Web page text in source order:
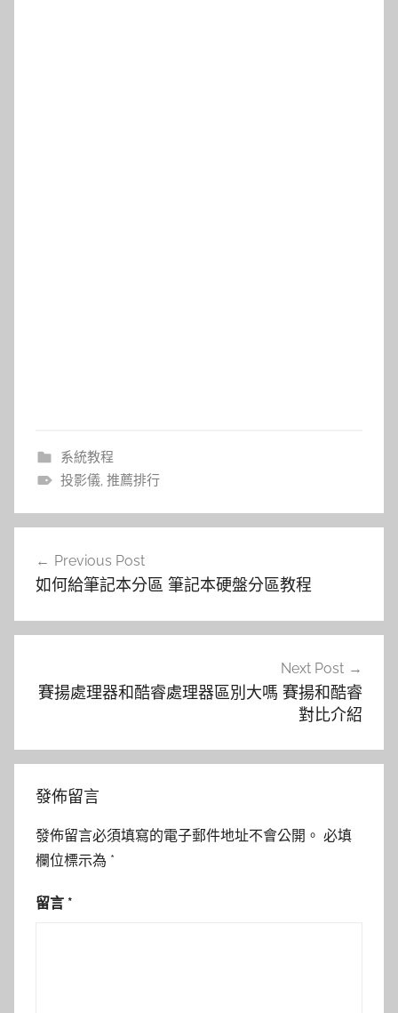
系統教程
投影儀, 推薦排行
章
覽
Previous Post
如何給筆記本分區 筆記本硬盤分區教程
Next Post
賽揚處理器和酷睿處理器區別大嗎 賽揚和酷睿
對比介紹
發佈留言
發佈留言必須填寫的電子郵件地址不會公開。 必填
欄位標示為 *
留言 *